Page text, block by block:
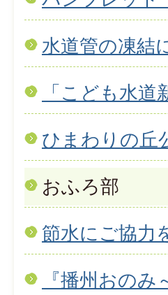
水道管の凍結
「こども水道
ひまわりの丘
おふろ部
節水にご協力
『播州おの